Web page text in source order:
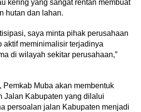
kering yang sangat rentan membuat
hutan dan lahan.
saya minta pihak perusahaan
aktif meminimalisir terjadinya
di wilayah sekitar perusahaan,”
Pemkab Muba akan membentuk
Jalan Kabupaten yang dilalui
persoalan jalan Kabupaten menjadi